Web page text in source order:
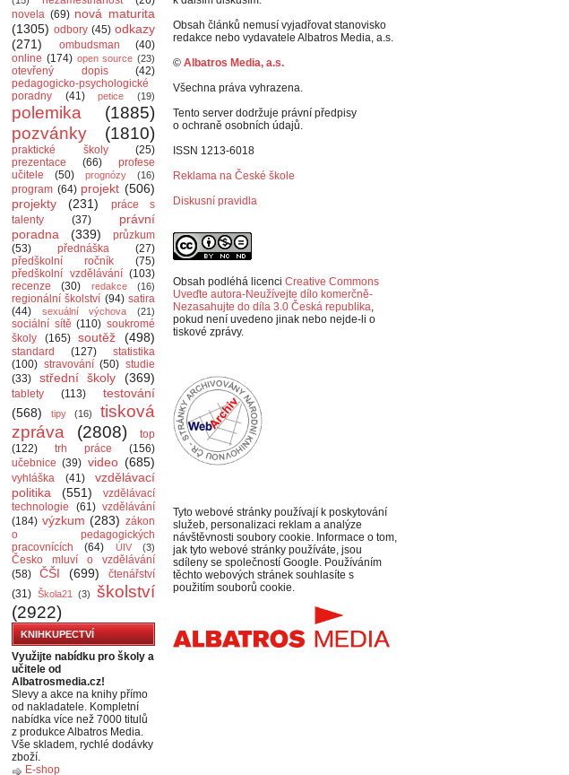
novela (69) nová maturita
(1305) odbory (45) odkazy
(271)
ombudsman
(40)
online (174) open source (23)
otevřený dopis
(42)
pedagogicko-psychologické
poradny
(41) petice (19)
polemika
(1885)
pozvánky
(1810)
praktické školy
(25)
prezentace
(66)
profese
učitele
(50) prognózy (16)
program (64) projekt (506)
projekty
(231)
práce s
talenty
(37)
právní
poradna
(339)
průzkum
(53)
přednáška
(27)
předškolní ročník
(75)
předškolní vzdělávání (103)
recenze
(30) redakce (16)
regionální školství (94) satira
(44)
sexuální výchova (21)
sociální sítě (110) soukromé
školy
(165) soutěž (498)
standard (127)
statistika
(100) stravování (50) studie
(33)
střední školy (369)
tablety (113)
testování
(568)
tipy (16)
tisková
zpráva
(2808)
top
(122)
trh práce
(156)
učebnice (39) video (685)
vyhláška (41)
vzdělávací
politika
(551)
vzdělávací
technologie
(61) vzdělávání
(184) výzkum (283) zákon
o pedagogických
pracovnících
(64) ÚIV (3)
Česko mluví o vzdělávání
(58)
ČŠI (699)
čtenářství
(31) Škola21 (3)
školství
(2922)
KNIHKUPECTVÍ
Využijte nabídku pro školy a
učitele od
Albatrosmedia.cz!
Slevy a akce na knihy přímo
od nakladatele. Kompletní
nabídka více než 7000 titulů
z produkce Albatros Media.
Vše skladem, rychlé dodávky
zboží.
E-shop
Obsah článků nemusí vyjadřovat stanovisko
redakce nebo vydavatele Albatros Media, a.s.
© Albatros Media, a.s.
Všechna práva vyhrazena.
Tento server dodržuje právní předpisy
o ochraně osobních údajů.
ISSN 1213-6018
Reklama na České škole
Diskusní pravidla
Obsah podléhá licenci Creative Commons
Uveďte autora-Neužívejte dílo komerčně-
Nezasahujte do díla 3.0 Česká republika,
pokud není uvedeno jinak nebo nejde-li o
tiskové zprávy.
Tyto webové stránky používají k poskytování
služeb, personalizaci reklam a analýze
návštěvnosti soubory cookie. Informace o tom,
jak tyto webové stránky používáte, jsou
sdíleny se společností Google. Používáním
těchto webových stránek souhlasíte s
použitím souborů cookie.